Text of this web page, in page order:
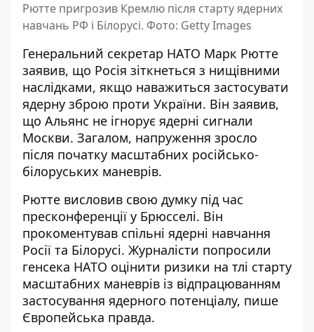
Рютте пригрозив Кремлю після старту ядерних
навчань РФ і Білорусі. Фото: Getty Images
Генеральний секретар НАТО Марк Рютте
заявив, що Росія зіткнеться з нищівними
наслідками, якщо наважиться застосувати
ядерну зброю проти України. Він заявив,
що Альянс не ігнорує ядерні сигнали
Москви. Загалом, напруження зросло
після початку масштабних російсько-
білоруських маневрів.
Рютте висловив свою думку під час
пресконференції у Брюсселі. Він
прокоментував спільні ядерні навчання
Росії та Білорусі. Журналісти попросили
генсека НАТО оцінити ризики на тлі старту
масштабних маневрів із відпрацюванням
застосування ядерного потенціалу, пише
Європейська правда.